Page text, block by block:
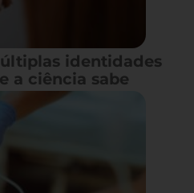
identidades
a ciência sabe